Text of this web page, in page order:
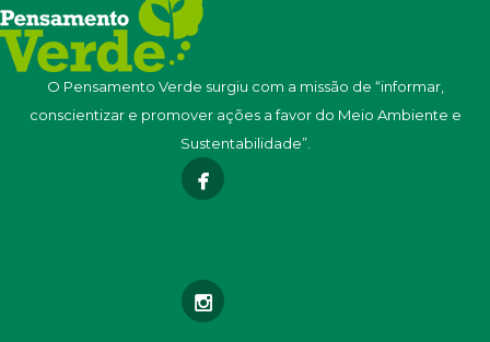
O Pensamento Verde surgiu com a missão de “informar,
conscientizar e promover ações a favor do Meio Ambiente e
Sustentabilidade”.